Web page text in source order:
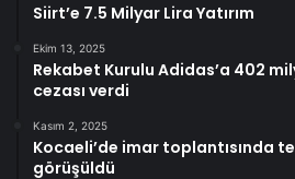
Siirt’e 7.5 Milyar Lira Yatırım
Ekim 13, 2025
Rekabet Kurulu Adidas’a 402
cezası verdi
Kasım 2, 2025
Kocaeli’de imar toplantısında
görüşüldü